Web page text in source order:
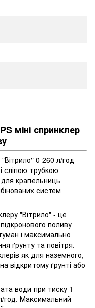
міні спринклер
0-260 л/год
сліпою трубкою
крапельниць
систем
"Вітрило" - це
поливу
і максимально
ґрунту та повітря.
як для наземного,
відкритому ґрунті або
води при тиску 1
год. Максимальний